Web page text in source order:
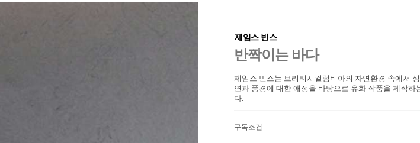
제임스 빈스
반짝이는 바다
제임스 빈스는 브리티시컬럼비아의 자연환경 속에서
연과 풍경에 대한 애정을 바탕으로 유화 작품을 제작하
다.
구독조건